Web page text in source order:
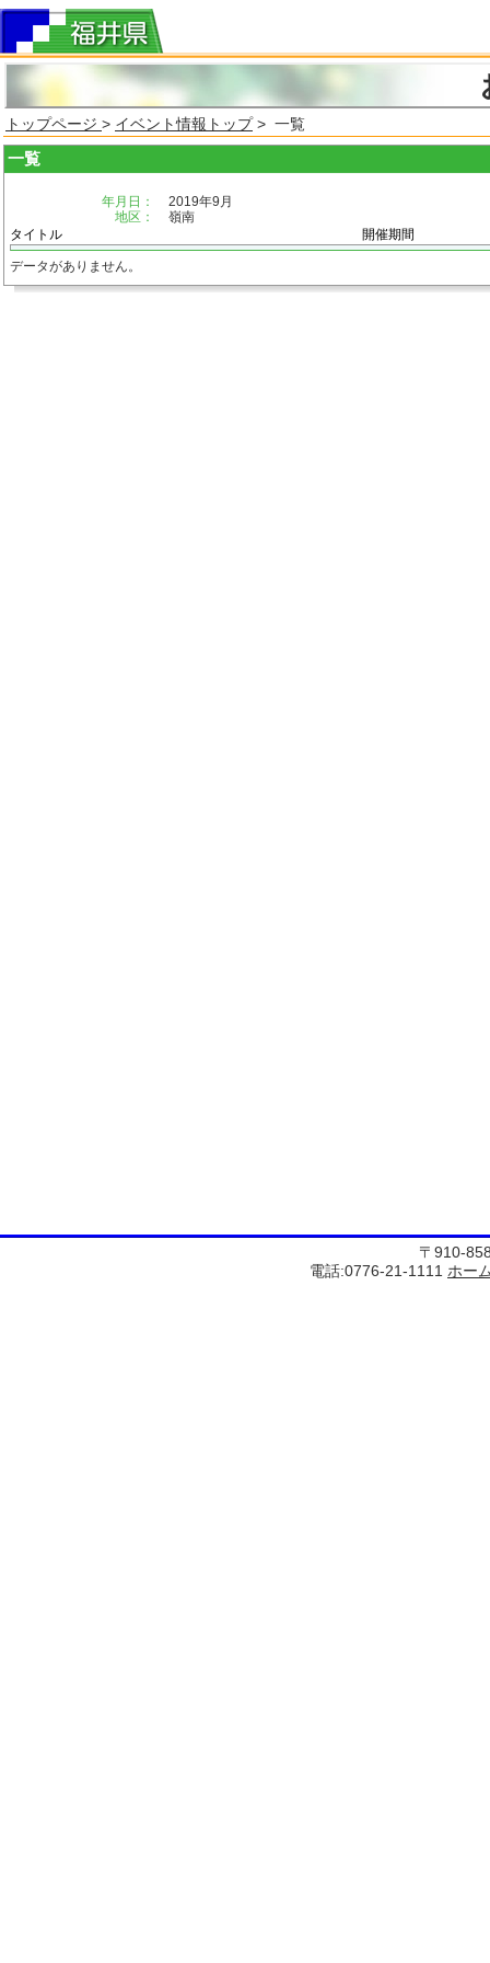
トップページ > イベント情報トップ> 一覧
一覧
年月日：
2019年9月
地区：
嶺南
タイトル
開催期間
データがありません。
〒910-
電話:0776-21-1111 ホー